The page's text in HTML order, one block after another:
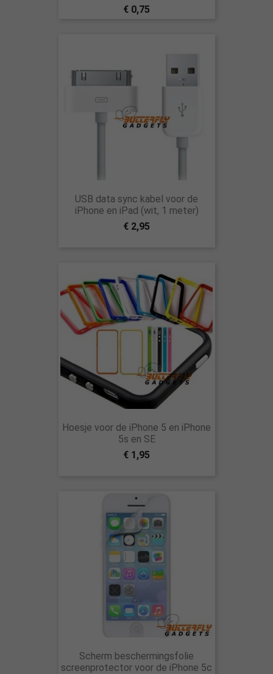
€ 0,75
USB data sync kabel voor de
iPhone en iPad (wit, 1 meter)
€ 2,95
Hoesje voor de iPhone 5 en iPhone
5s en SE
€ 1,95
Scherm beschermingsfolie
screenprotector voor de iPhone 5c